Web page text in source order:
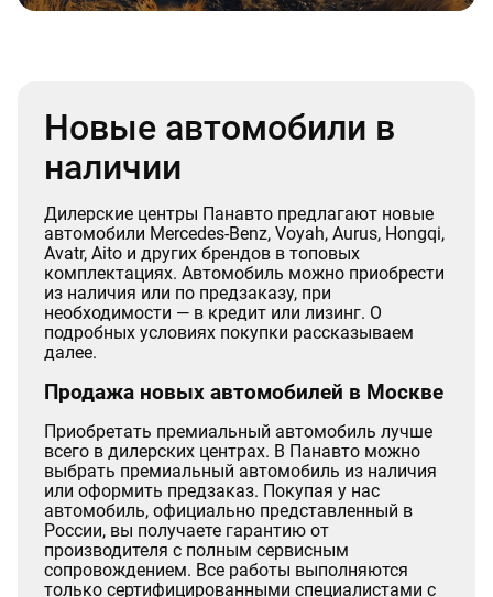
Новые автомобили в
наличии
Дилерские центры Панавто предлагают новые
автомобили Mercedes-Benz, Voyah, Aurus, Hongqi,
Avatr, Aito и других брендов в топовых
комплектациях. Автомобиль можно приобрести
из наличия или по предзаказу, при
необходимости — в кредит или лизинг. О
подробных условиях покупки рассказываем
далее.
Продажа новых автомобилей в Москве
Приобретать премиальный автомобиль лучше
всего в дилерских центрах. В Панавто можно
выбрать премиальный автомобиль из наличия
или оформить предзаказ. Покупая у нас
автомобиль, официально представленный в
России, вы получаете гарантию от
производителя с полным сервисным
сопровождением. Все работы выполняются
только сертифицированными специалистами с